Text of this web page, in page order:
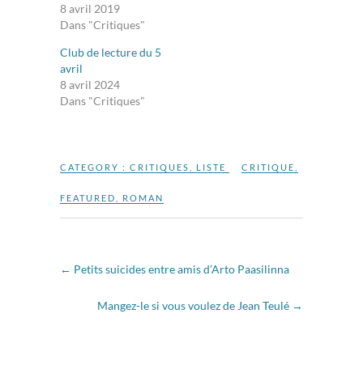
8 avril 2019
Dans "Critiques"
Club de lecture du 5
avril
8 avril 2024
Dans "Critiques"
CATEGORY : CRITIQUES LISTE CRITIQUE
FEATURED ROMAN
← Petits suicides entre amis d’Arto Paasilinna
Mangez-le si vous voulez de Jean Teulé →